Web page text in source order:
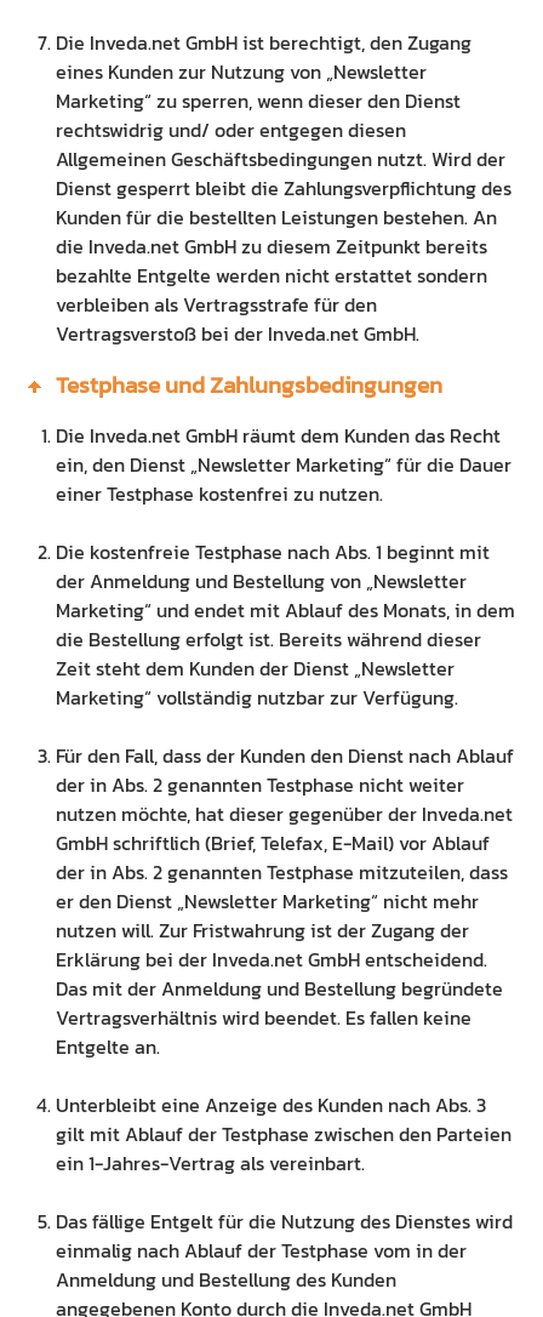
Die Inveda.net GmbH ist berechtigt, den Zugang
eines Kunden zur Nutzung von „Newsletter
Marketing“ zu sperren, wenn dieser den Dienst
rechtswidrig und/ oder entgegen diesen
Allgemeinen Geschäftsbedingungen nutzt. Wird der
Dienst gesperrt bleibt die Zahlungsverpflichtung des
Kunden für die bestellten Leistungen bestehen. An
die Inveda.net GmbH zu diesem Zeitpunkt bereits
bezahlte Entgelte werden nicht erstattet sondern
verbleiben als Vertragsstrafe für den
Vertragsverstoß bei der Inveda.net GmbH.
Testphase und Zahlungsbedingungen
Die Inveda.net GmbH räumt dem Kunden das Recht
ein, den Dienst „Newsletter Marketing“ für die Dauer
einer Testphase kostenfrei zu nutzen.
Die kostenfreie Testphase nach Abs. 1 beginnt mit
der Anmeldung und Bestellung von „Newsletter
Marketing“ und endet mit Ablauf des Monats, in dem
die Bestellung erfolgt ist. Bereits während dieser
Zeit steht dem Kunden der Dienst „Newsletter
Marketing“ vollständig nutzbar zur Verfügung.
Für den Fall, dass der Kunden den Dienst nach Ablauf
der in Abs. 2 genannten Testphase nicht weiter
nutzen möchte, hat dieser gegenüber der Inveda.net
GmbH schriftlich (Brief, Telefax, E-Mail) vor Ablauf
der in Abs. 2 genannten Testphase mitzuteilen, dass
er den Dienst „Newsletter Marketing“ nicht mehr
nutzen will. Zur Fristwahrung ist der Zugang der
Erklärung bei der Inveda.net GmbH entscheidend.
Das mit der Anmeldung und Bestellung begründete
Vertragsverhältnis wird beendet. Es fallen keine
Entgelte an.
Unterbleibt eine Anzeige des Kunden nach Abs. 3
gilt mit Ablauf der Testphase zwischen den Parteien
ein 1-Jahres-Vertrag als vereinbart.
Das fällige Entgelt für die Nutzung des Dienstes wird
einmalig nach Ablauf der Testphase vom in der
Anmeldung und Bestellung des Kunden
angegebenen Konto durch die Inveda.net GmbH